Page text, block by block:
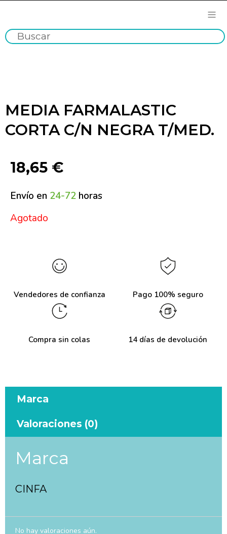
MEDIA FARMALASTIC
CORTA C/N NEGRA T/MED.
18,65 €
Envío en 24-72 horas
Agotado
Vendedores de confianza Pago 100% seguro
Compra sin colas 14 días de devolución
Marca
Valoraciones (0)
Marca
CINFA
No hay valoraciones aún.